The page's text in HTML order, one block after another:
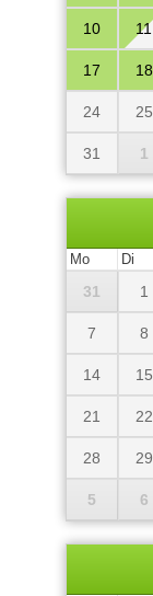
10 11
17 18
24 25
31 1
Mo Di
31 1
7 8
14 15
21 22
28 29
5 6